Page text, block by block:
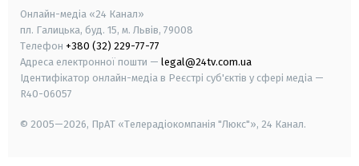
Онлайн-медіа «24 Канал»
пл. Галицька, буд. 15, м. Львів, 79008
Телефон +380 (32) 229-77-77
Адреса електронної пошти — legal@24tv.com.ua
Ідентифікатор онлайн-медіа в Реєстрі суб'єктів у сфері медіа —
R40-06057
© 2005—2026, ПрАТ «Телерадіокомпанія "Люкс"», 24 Канал.